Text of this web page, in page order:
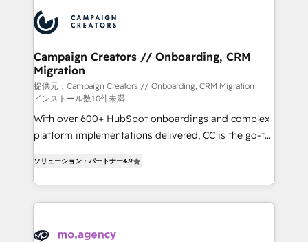
HubSpot journey, design and implement your
processes and skilfully bring your revenue
infrastructure to life. Our collaborative approach
keeps you in control whilst we plan and support the
route to your revenue goals. We have successfully
supported over 500 organisations with HubSpot
implementation, optimisation, training, and
adoption assurance. Our tried and tested Roadmap
new to HubSpot or seeking to turn around a poor
install, our team have the change management
Campaign Creators // Onboarding, CRM
Migration
提供元：Campaign Creators // Onboarding, CRM Migration
インストール数10件未満
With over 600+ HubSpot onboardings and complex
platform implementations delivered, CC is the go-to
migrate, replatform, and scale smarter. We specialize
in high-impact CRM and CMS migrations and
onboarding from platforms like Salesforce, NetSuite,
WordPress and legacy CRMs, turning fragmented
ソリューション・パートナー4.9